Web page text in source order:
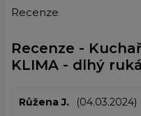
Recenze
Recenze -
KLIMA - dlhý
Růžena J.
(04.03.2024)